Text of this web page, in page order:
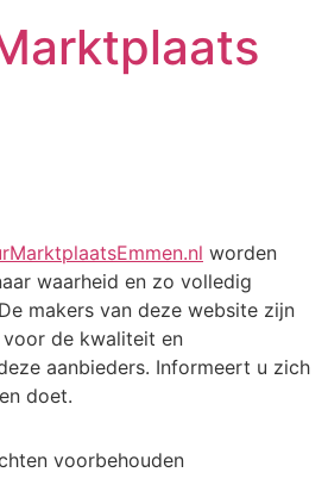
worden
waarheid en zo volledig
makers van deze website zijn
de kwaliteit en
aanbieders. Informeert u zich
doet.
voorbehouden